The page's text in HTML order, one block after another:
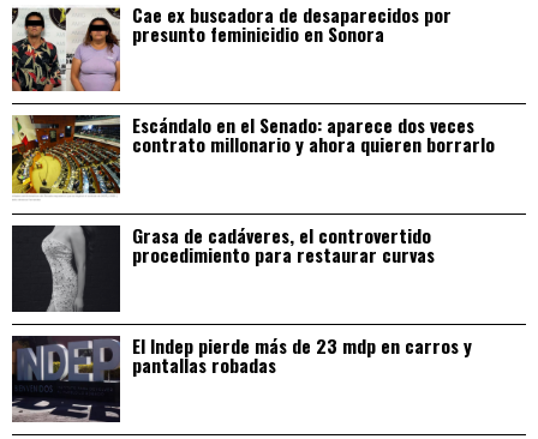
Cae ex buscadora de desaparecidos por
presunto feminicidio en Sonora
Escándalo en el Senado: aparece dos veces
contrato millonario y ahora quieren borrarlo
Grasa de cadáveres, el controvertido
procedimiento para restaurar curvas
El Indep pierde más de 23 mdp en carros y
pantallas robadas